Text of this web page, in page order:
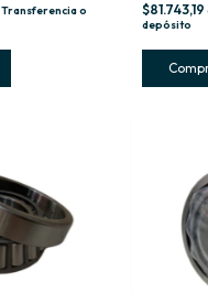
Transferencia o
$81.743,19
depósito